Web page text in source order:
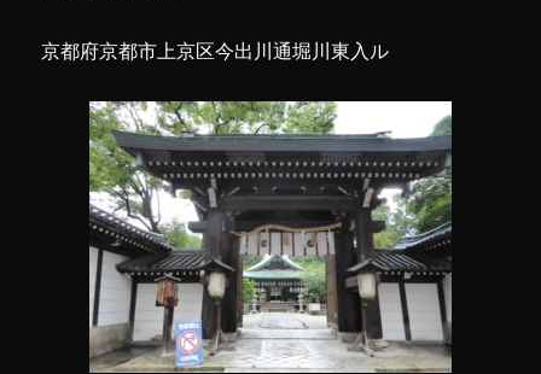
京都府京都市上京区今出川通堀川東入ル